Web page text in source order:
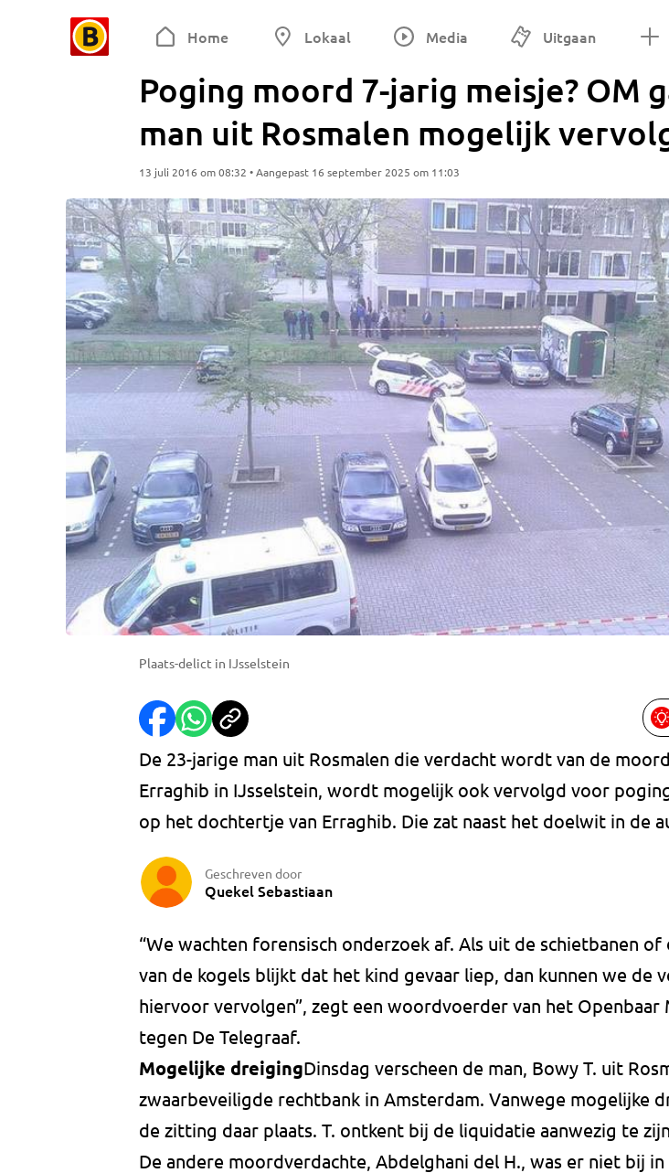
Home Lokaal Media Uitgaan
Poging moord 7-jarig meisje? OM
man uit Rosmalen mogelijk
13 juli 2016 om 08:32 • Aangepast 16 september 2025 om 11:03
Plaats-delict in IJsselstein
De 23-jarige man uit Rosmalen die verdacht wordt van de
Erraghib in IJsselstein, wordt mogelijk ook vervolgd voor
op het dochtertje van Erraghib. Die zat naast het doelwit in de
Geschreven door
Quekel Sebastiaan
“We wachten forensisch onderzoek af. Als uit de schietbanen of
van de kogels blijkt dat het kind gevaar liep, dan kunnen we de
hiervoor vervolgen”, zegt een woordvoerder van het Openbaar
tegen De Telegraaf.
Mogelijke dreigingDinsdag verscheen de man, Bowy T. uit
zwaarbeveiligde rechtbank in Amsterdam. Vanwege mogelijke
de zitting daar plaats. T. ontkent bij de liquidatie aanwezig te
De andere moordverdachte, Abdelghani del H., was er niet bij in